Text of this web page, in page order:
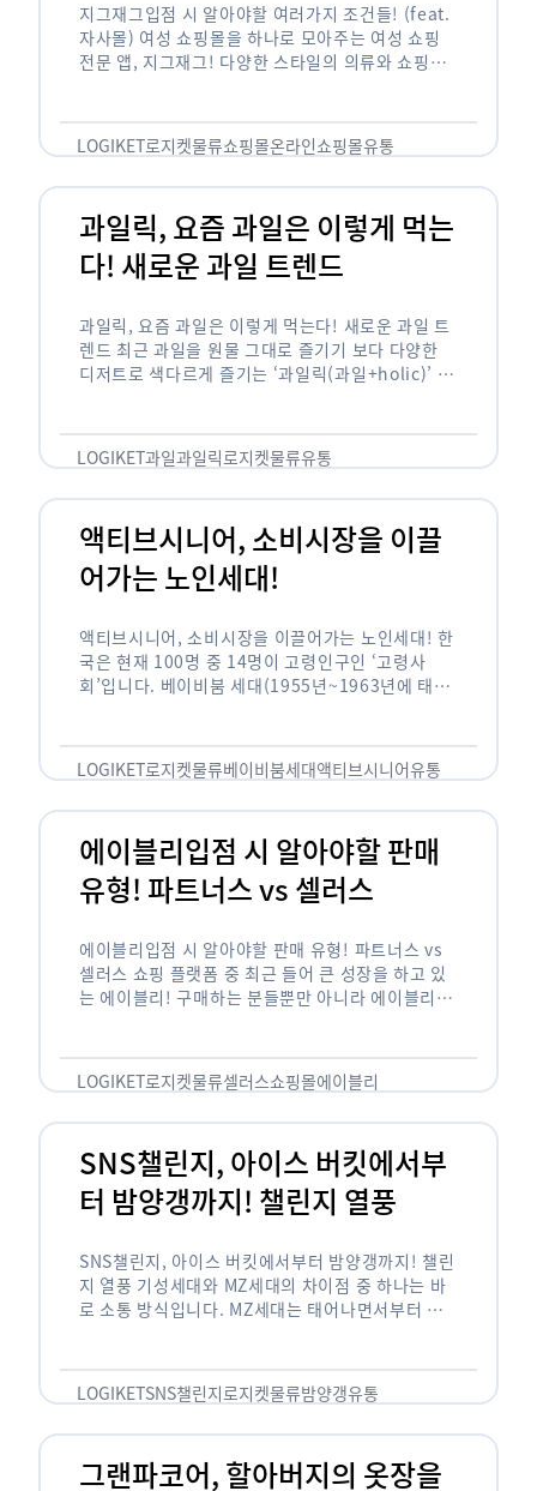
지그재그입점 시 알아야할 여러가지 조건들! (feat.
자사몰) 여성 쇼핑몰을 하나로 모아주는 여성 쇼핑
전문 앱, 지그재그! 다양한 스타일의 의류와 쇼핑몰
LOGIKET로지켓물류쇼핑몰온라인쇼핑몰유통
과일릭, 요즘 과일은 이렇게 먹는
다! 새로운 과일 트렌드
과일릭, 요즘 과일은 이렇게 먹는다! 새로운 과일 트
렌드 최근 과일을 원물 그대로 즐기기 보다 다양한
디저트로 색다르게 즐기는 ‘과일릭(과일+holic)’ 트
…
LOGIKET과일과일릭로지켓물류유통
액티브시니어, 소비시장을 이끌
어가는 노인세대!
액티브시니어, 소비시장을 이끌어가는 노인세대! 한
국은 현재 100명 중 14명이 고령인구인 ‘고령사
회’입니다. 베이비붐 세대(1955년~1963년에 태어
오고 있습니다. 하지만 사회가 늙어가는 …
LOGIKET로지켓물류베이비붐세대액티브시니어유통
에이블리입점 시 알아야할 판매
유형! 파트너스 vs 셀러스
에이블리입점 시 알아야할 판매 유형! 파트너스 vs
셀러스 쇼핑 플랫폼 중 최근 들어 큰 성장을 하고 있
는 에이블리! 구매하는 분들뿐만 아니라 에이블리에
LOGIKET로지켓물류셀러스쇼핑몰에이블리
SNS챌린지, 아이스 버킷에서부
터 밤양갱까지! 챌린지 열풍
SNS챌린지, 아이스 버킷에서부터 밤양갱까지! 챌린
지 열풍 기성세대와 MZ세대의 차이점 중 하나는 바
로 소통 방식입니다. MZ세대는 태어나면서부터 디
도 능숙한 …
LOGIKETSNS챌린지로지켓물류밤양갱유통
그랜파코어, 할아버지의 옷장을